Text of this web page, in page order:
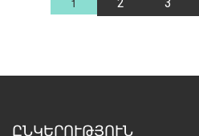
ԸՆԿԵՐՈՒԹՅՈՒՆ